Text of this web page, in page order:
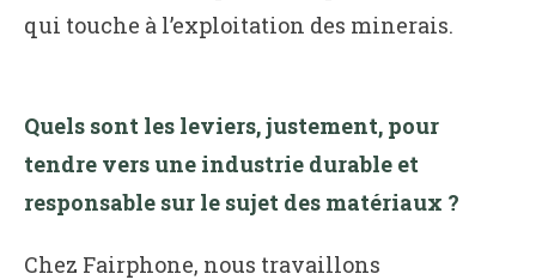
qui touche à l’exploitation des minerais.
Quels sont les leviers, justement, pour
tendre vers une industrie durable et
responsable sur le sujet des matériaux ?
Chez Fairphone, nous travaillons